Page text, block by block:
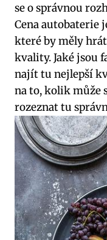
‍se o⁢ správnou
Cena autobaterie
které by měly
kvality.⁣ Jaké jsou
najít tu nejlepší
na to, kolik ​může
rozeznat ⁣tu